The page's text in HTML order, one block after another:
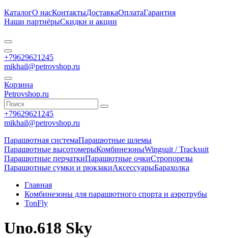
КаталогО насКонтактыДоставкаОплатаГарантия
Наши партнёрыСкидки и акции
+79629621245
mikhail@petrovshop.ru
Корзина
Petrovshop.ru
+79629621245
mikhail@petrovshop.ru
Парашютная системаПарашютные шлемы
Парашютные высотомерыКомбинезоныWingsuit / Tracksuit
Парашютные перчаткиПарашютные очкиСтропорезы
Парашютные сумки и рюкзакиАксессуарыБарахолка
Главная
Комбинезоны для парашютного спорта и аэротрубы
TonFly
Uno.618 Sky